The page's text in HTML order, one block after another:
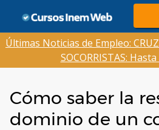
contenido
Últimas Noticias de Empleo:
SOCORRISTAS:
Cómo saber la
dominio de un